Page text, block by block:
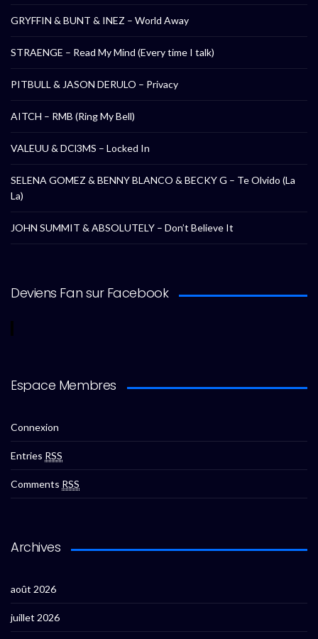
GRYFFIN & BUNT & INEZ – World Away
STRAENGE – Read My Mind (Every time I talk)
PITBULL & JASON DERULO – Privacy
AITCH – RMB (Ring My Bell)
VALEUU & DCl3MS – Locked In
SELENA GOMEZ & BENNY BLANCO & BECKY G – Te Olvido (La
La)
JOHN SUMMIT & ABSOLUTELY – Don’t Believe It
Deviens Fan sur Facebook
Espace Membres
Connexion
Entries RSS
Comments RSS
Archives
août 2026
juillet 2026